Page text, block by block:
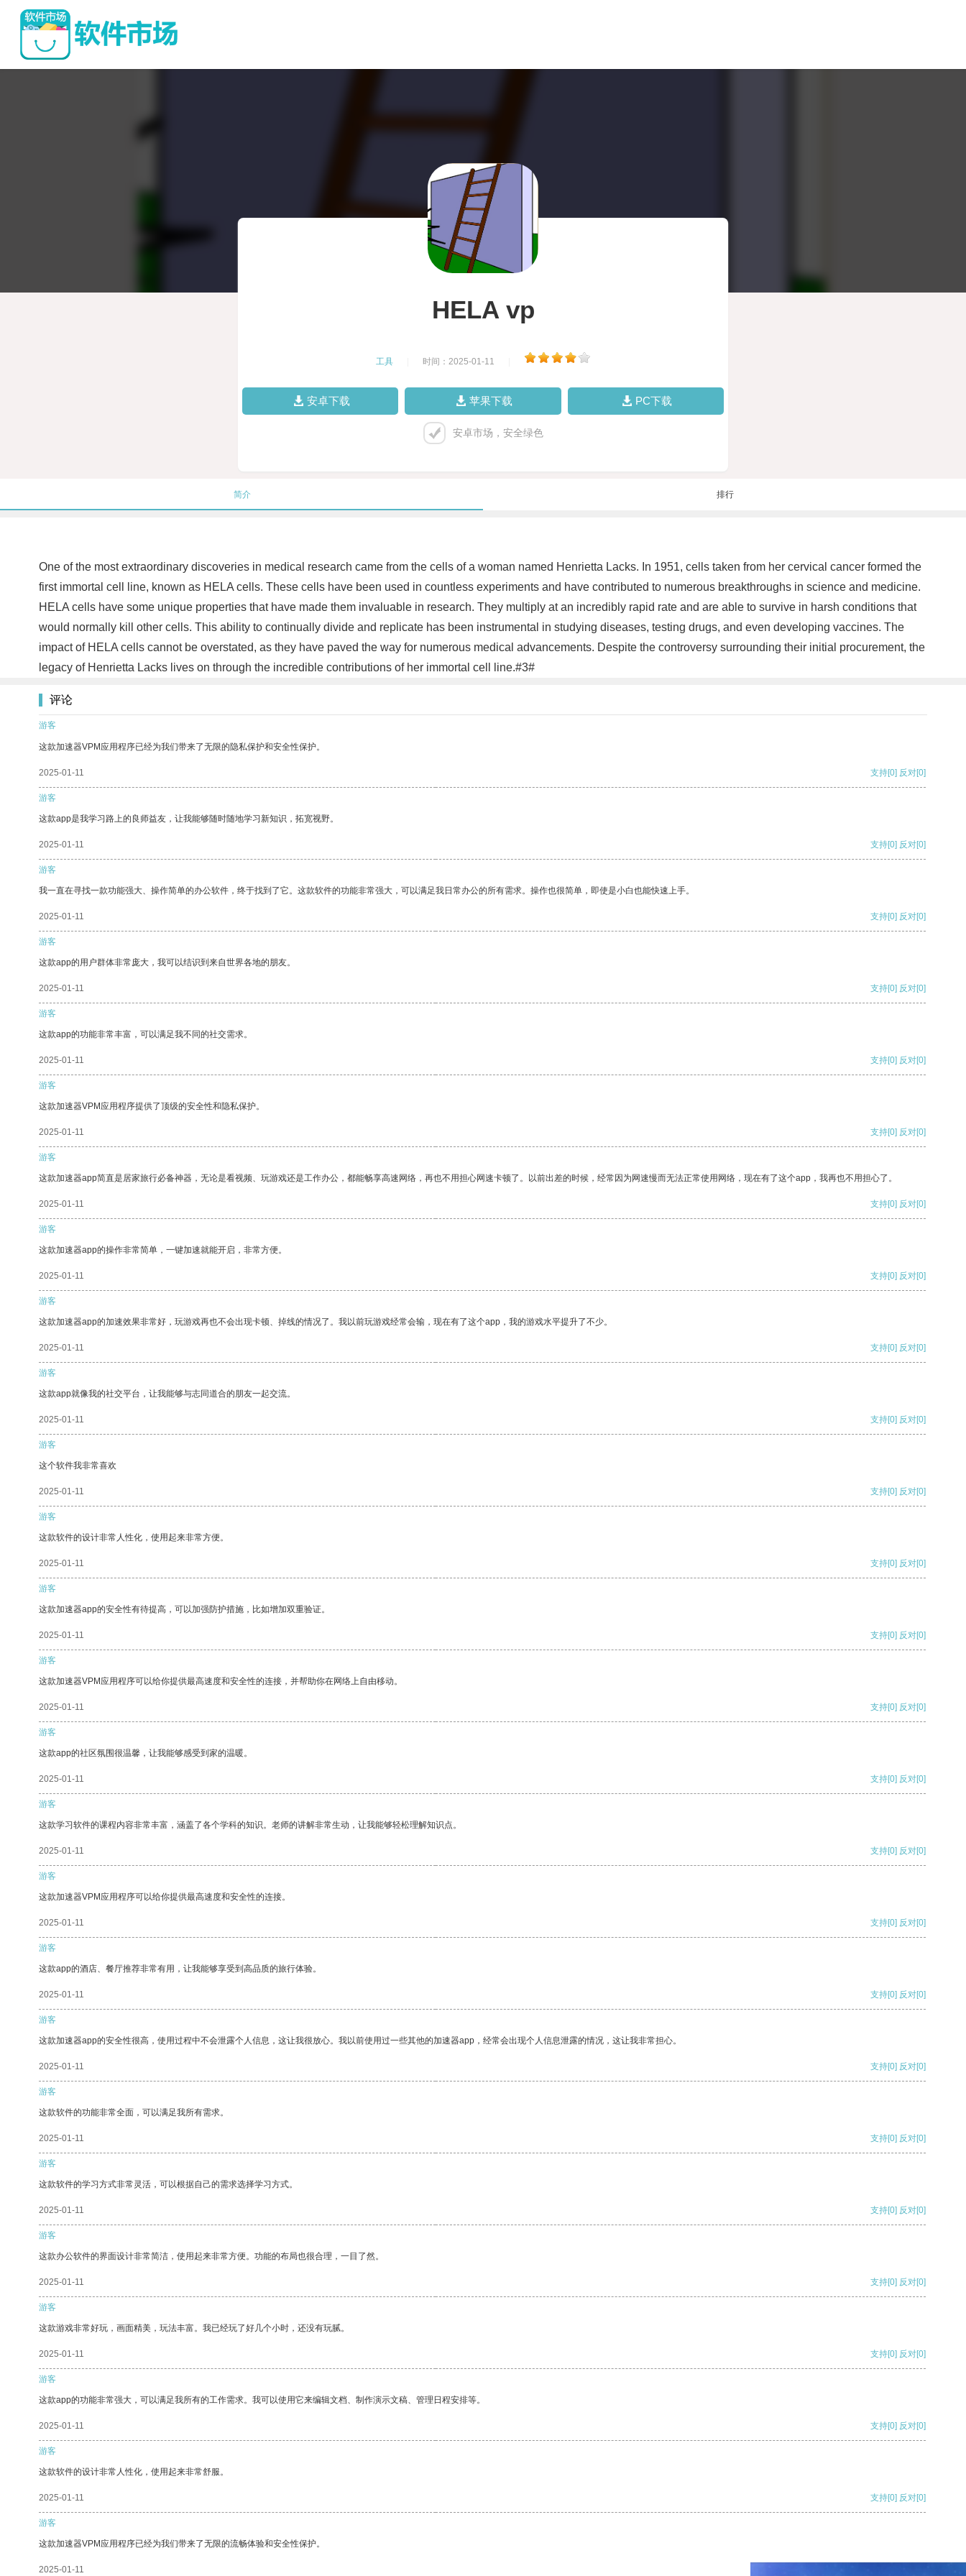
HELA vp
工具 时间：2025-01-11
安卓下载 苹果下载 PC下载
安卓市场，安全绿色
简介 排行
One of the most extraordinary discoveries in medical research came from the cells of a woman named Henrietta Lacks. In 1951, cells taken from her cervical cancer formed the
first immortal cell line, known as HELA cells. These cells have been used in countless experiments and have contributed to numerous breakthroughs in science and medicine.
HELA cells have some unique properties that have made them invaluable in research. They multiply at an incredibly rapid rate and are able to survive in harsh conditions that
would normally kill other cells. This ability to continually divide and replicate has been instrumental in studying diseases, testing drugs, and even developing vaccines. The
impact of HELA cells cannot be overstated, as they have paved the way for numerous medical advancements. Despite the controversy surrounding their initial procurement, the
legacy of Henrietta Lacks lives on through the incredible contributions of her immortal cell line.#3#
评论
游客
这款加速器VPM应用程序已经为我们带来了无限的隐私保护和安全性保护。
2025-01-11 支持[0] 反对[0]
游客
这款app是我学习路上的良师益友，让我能够随时随地学习新知识，拓宽视野。
2025-01-11 支持[0] 反对[0]
游客
我一直在寻找一款功能强大、操作简单的办公软件，终于找到了它。这款软件的功能非常强大，可以满足我日常办公的所有需求。操作也很简单，即使是小白也能快速上手。
2025-01-11 支持[0] 反对[0]
游客
这款app的用户群体非常庞大，我可以结识到来自世界各地的朋友。
2025-01-11 支持[0] 反对[0]
游客
这款app的功能非常丰富，可以满足我不同的社交需求。
2025-01-11 支持[0] 反对[0]
游客
这款加速器VPM应用程序提供了顶级的安全性和隐私保护。
2025-01-11 支持[0] 反对[0]
游客
这款加速器app简直是居家旅行必备神器，无论是看视频、玩游戏还是工作办公，都能畅享高速网络，再也不用担心网速卡顿了。以前出差的时候，经常因为网速慢而无法正常使用网络，现在有了这个app，我再也不用担心了。
2025-01-11 支持[0] 反对[0]
游客
这款加速器app的操作非常简单，一键加速就能开启，非常方便。
2025-01-11 支持[0] 反对[0]
游客
这款加速器app的加速效果非常好，玩游戏再也不会出现卡顿、掉线的情况了。我以前玩游戏经常会输，现在有了这个app，我的游戏水平提升了不少。
2025-01-11 支持[0] 反对[0]
游客
这款app就像我的社交平台，让我能够与志同道合的朋友一起交流。
2025-01-11 支持[0] 反对[0]
游客
这个软件我非常喜欢
2025-01-11 支持[0] 反对[0]
游客
这款软件的设计非常人性化，使用起来非常方便。
2025-01-11 支持[0] 反对[0]
游客
这款加速器app的安全性有待提高，可以加强防护措施，比如增加双重验证。
2025-01-11 支持[0] 反对[0]
游客
这款加速器VPM应用程序可以给你提供最高速度和安全性的连接，并帮助你在网络上自由移动。
2025-01-11 支持[0] 反对[0]
游客
这款app的社区氛围很温馨，让我能够感受到家的温暖。
2025-01-11 支持[0] 反对[0]
游客
这款学习软件的课程内容非常丰富，涵盖了各个学科的知识。老师的讲解非常生动，让我能够轻松理解知识点。
2025-01-11 支持[0] 反对[0]
游客
这款加速器VPM应用程序可以给你提供最高速度和安全性的连接。
2025-01-11 支持[0] 反对[0]
游客
这款app的酒店、餐厅推荐非常有用，让我能够享受到高品质的旅行体验。
2025-01-11 支持[0] 反对[0]
游客
这款加速器app的安全性很高，使用过程中不会泄露个人信息，这让我很放心。我以前使用过一些其他的加速器app，经常会出现个人信息泄露的情况，这让我非常担心。
2025-01-11 支持[0] 反对[0]
游客
这款软件的功能非常全面，可以满足我所有需求。
2025-01-11 支持[0] 反对[0]
游客
这款软件的学习方式非常灵活，可以根据自己的需求选择学习方式。
2025-01-11 支持[0] 反对[0]
游客
这款办公软件的界面设计非常简洁，使用起来非常方便。功能的布局也很合理，一目了然。
2025-01-11 支持[0] 反对[0]
游客
这款游戏非常好玩，画面精美，玩法丰富。我已经玩了好几个小时，还没有玩腻。
2025-01-11 支持[0] 反对[0]
游客
这款app的功能非常强大，可以满足我所有的工作需求。我可以使用它来编辑文档、制作演示文稿、管理日程安排等。
2025-01-11 支持[0] 反对[0]
游客
这款软件的设计非常人性化，使用起来非常舒服。
2025-01-11 支持[0] 反对[0]
游客
这款加速器VPM应用程序已经为我们带来了无限的流畅体验和安全性保护。
2025-01-11